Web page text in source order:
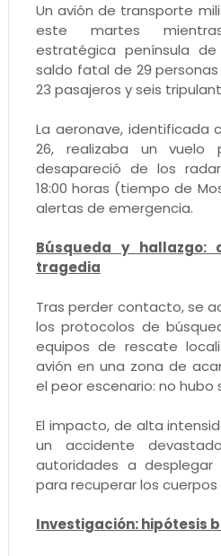
Un avión de transporte
este martes
estratégica península
saldo fatal de 29
23 pasajeros y seis
La aeronave, identificada
26, realizaba un vuelo
desapareció de los
18:00 horas (tiempo de
alertas de emergencia.
Búsqueda y hallazgo:
tragedia
Tras perder contacto, se
los protocolos de
equipos de rescate
avión en una zona de
el peor escenario: no hubo
El impacto, de alta
un accidente
autoridades a
para recuperar los
Investigación: hipótesis